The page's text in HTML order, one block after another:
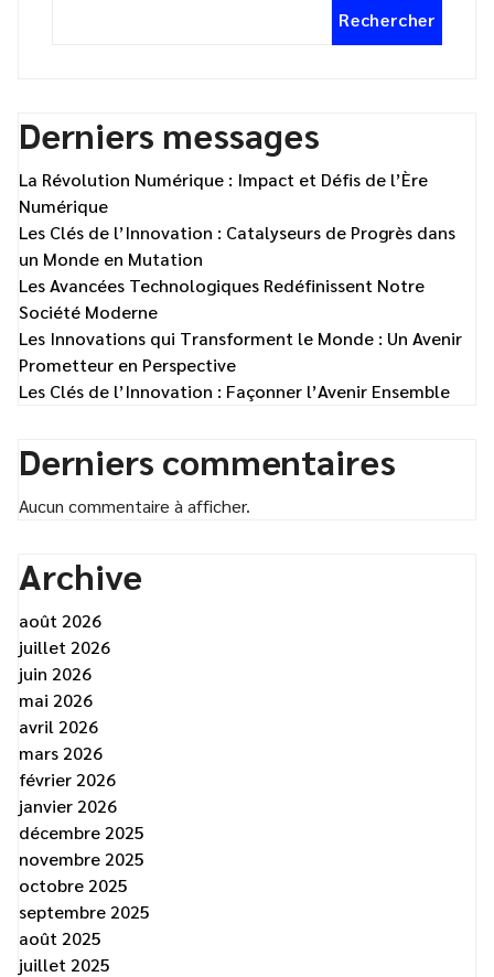
Rechercher
Derniers messages
La Révolution Numérique : Impact et Défis de l’Ère
Numérique
Les Clés de l’Innovation : Catalyseurs de Progrès dans
un Monde en Mutation
Les Avancées Technologiques Redéfinissent Notre
Société Moderne
Les Innovations qui Transforment le Monde : Un Avenir
Prometteur en Perspective
Les Clés de l’Innovation : Façonner l’Avenir Ensemble
Derniers commentaires
Aucun commentaire à afficher.
Archive
août 2026
juillet 2026
juin 2026
mai 2026
avril 2026
mars 2026
février 2026
janvier 2026
décembre 2025
novembre 2025
octobre 2025
septembre 2025
août 2025
juillet 2025